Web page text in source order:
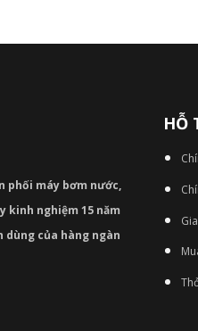
phối máy bơm nước,
kinh nghiệm 15 năm
của hàng ngàn
HỖ